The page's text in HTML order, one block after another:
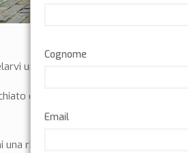
un segreto.
di non partire per un fortissimo
ricca colazione presso
Cognome
Email